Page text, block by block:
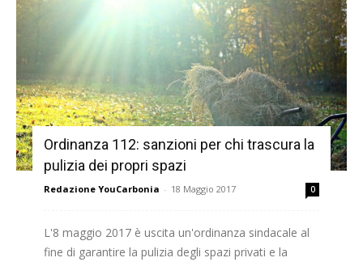
Ordinanza 112: sanzioni per chi trascura la
pulizia dei propri spazi
Redazione YouCarbonia - 18 Maggio 2017 0
L'8 maggio 2017 è uscita un'ordinanza sindacale al
fine di garantire la pulizia degli spazi privati e la